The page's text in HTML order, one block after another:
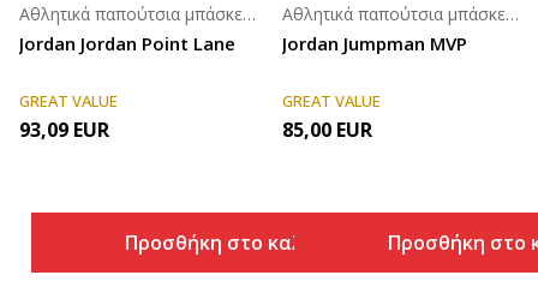
Jordan Jordan Point Lane
Αθλητικά παπούτσια μπάσκετ για άνδρες
GREAT VALUE
93,09 EUR
Προσθήκη στο καλάθι
Jordan Jumpman MVP
Αθλητικά παπούτσια μπάσκετ για γυναίκες
GREAT VALUE
85,00 EUR
Προσθήκη στο